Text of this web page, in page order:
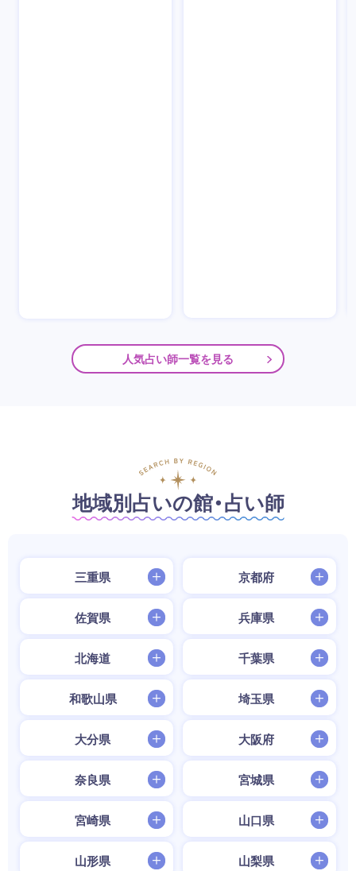
人気占い師一覧を見る
地域別占いの館・占い師
三重県 京都府
佐賀県 兵庫県
北海道 千葉県
和歌山県 埼玉県
大分県 大阪府
奈良県 宮城県
宮崎県 山口県
山形県 山梨県